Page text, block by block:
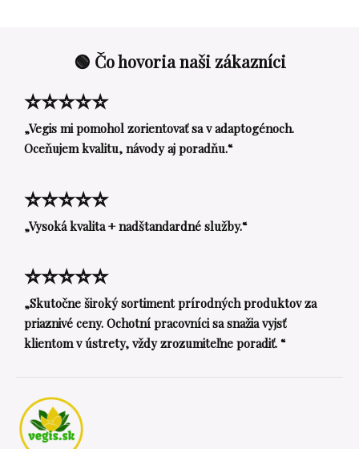
🟢 Čo hovoria naši zákazníci
⭐⭐⭐⭐⭐
„Vegis mi pomohol zorientovať sa v adaptogénoch.
Oceňujem kvalitu, návody aj poradňu.“
⭐⭐⭐⭐⭐
„Vysoká kvalita + nadštandardné služby.“
⭐⭐⭐⭐⭐
„Skutočne široký sortiment prírodných produktov za
priaznivé ceny. Ochotní pracovníci sa snažia vyjsť
klientom v ústrety, vždy zrozumiteľne poradiť. “